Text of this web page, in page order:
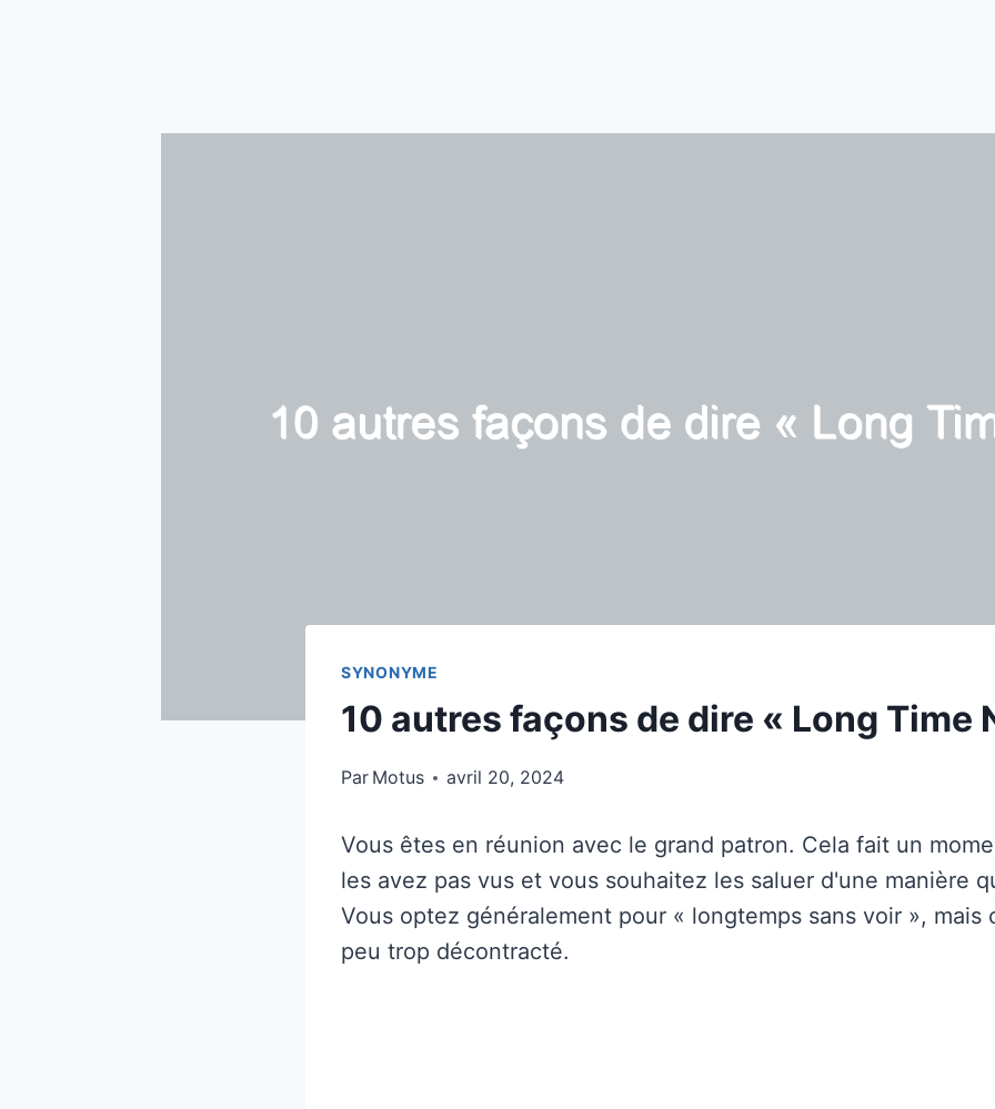
SYNONYME
10 autres façons de dire « Long Time
Par Motus avril 20, 2024
Vous êtes en réunion avec le grand patron. Cela fait un
les avez pas vus et vous souhaitez les saluer d'une manière
Vous optez généralement pour « longtemps sans voir », mais
peu trop décontracté.